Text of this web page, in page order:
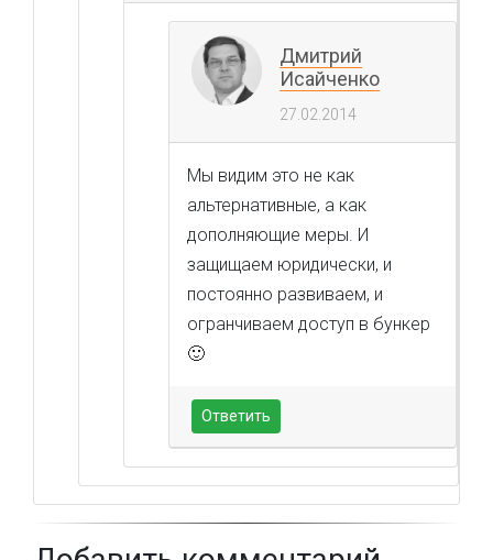
Дмитрий
Исайченко
27.02.2014
Мы видим это не как
альтернативные, а как
дополняющие меры. И
защищаем юридически, и
постоянно развиваем, и
огранчиваем доступ в бункер
🙂
Ответить